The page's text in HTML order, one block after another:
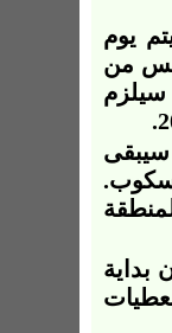
يوم
من
الموافق لـ 29 شعبان مما سيلزم
سيبقى
بداية